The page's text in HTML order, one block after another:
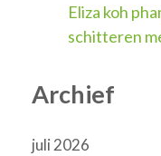
Eliza koh
schitteren
Archief
juli 2026